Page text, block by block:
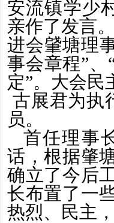
安流镇学少
亲作了发言
进会肈塘理
事会章程”
定”。大会民
古展君为执
员。
首任理事
话，根据肇
确立了今后
长布置了一
热烈、民主